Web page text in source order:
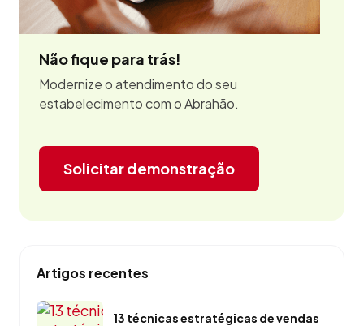
Não fique para trás!
Modernize o atendimento do seu
estabelecimento com o Abrahão.
Solicitar demonstração
Artigos recentes
13 técnicas estratégicas de vendas